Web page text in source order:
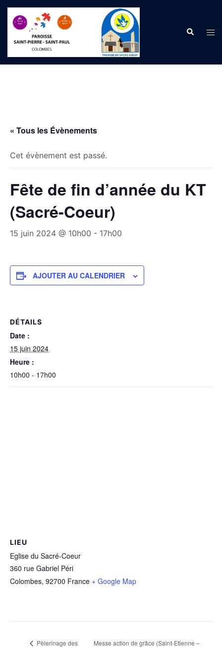
Aller
contenu
« Tous les Évènements
Cet évènement est passé.
Fête de fin d’année du KT
(Sacré-Coeur)
15 juin 2024 @ 10h00 - 17h00
AJOUTER AU CALENDRIER
DÉTAILS
Date :
15 juin 2024
Heure :
10h00 - 17h00
LIEU
Eglise du Sacré-Coeur
360 rue Gabriel Péri
Colombes, 92700 France + Google Map
Pèlerinage des
Messe action de grâce (Saint-Etienne –